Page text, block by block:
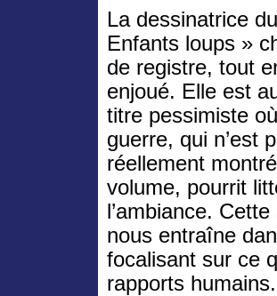
La dessinatrice
Enfants loups »
de registre, tout
enjoué. Elle est
titre pessimiste
guerre, qui n’est
réellement
volume, pourrit
l’ambiance.
nous entraîne
focalisant sur ce
rapports humains.